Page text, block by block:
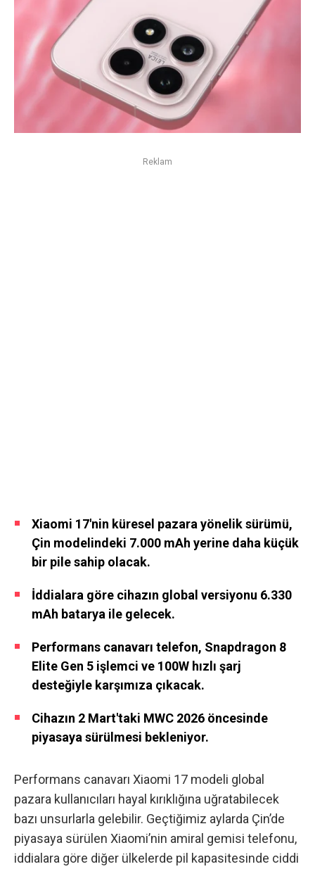
Reklam
Xiaomi 17'nin küresel pazara yönelik sürümü,
Çin modelindeki 7.000 mAh yerine daha küçük
bir pile sahip olacak.
İddialara göre cihazın global versiyonu 6.330
mAh batarya ile gelecek.
Performans canavarı telefon, Snapdragon 8
Elite Gen 5 işlemci ve 100W hızlı şarj
desteğiyle karşımıza çıkacak.
Cihazın 2 Mart'taki MWC 2026 öncesinde
piyasaya sürülmesi bekleniyor.
Performans canavarı Xiaomi 17 modeli global
pazara kullanıcıları hayal kırıklığına uğratabilecek
bazı unsurlarla gelebilir. Geçtiğimiz aylarda Çin’de
piyasaya sürülen Xiaomi’nin amiral gemisi telefonu,
iddialara göre diğer ülkelerde pil kapasitesinde ciddi